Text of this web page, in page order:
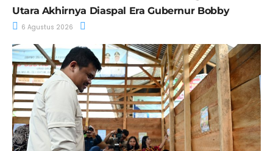
Utara Akhirnya Diaspal Era Gubernur Bobby
6 Agustus 2026